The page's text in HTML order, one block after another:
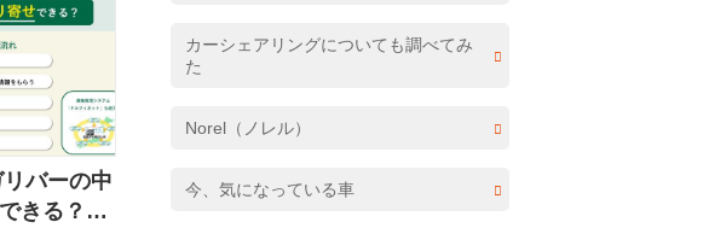
ガリバー 不
に向けて、ガリ
リバーの中
きる？実
カーシェアリングについても調べてみ
た
Norel（ノレル）
今、気になっている車